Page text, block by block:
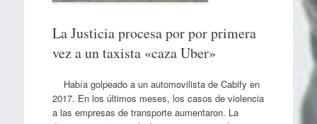
La Justicia procesa por por primera
vez a un taxista «caza Uber»
Había golpeado a un automovilista de Cabify en
2017. En los últimos meses, los casos de violencia
a las empresas de transporte aumentaron. La